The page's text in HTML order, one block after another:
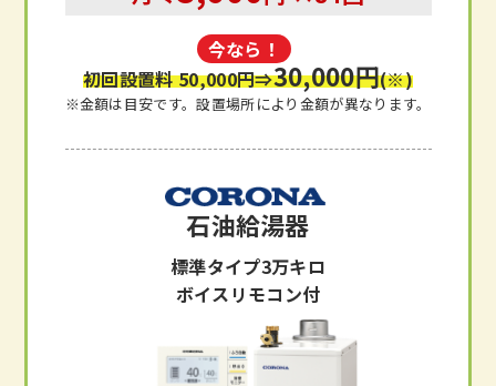
今なら！
初回設置料 50,000円⇒30,000円(※)
※金額は目安です。設置場所により金額が異なります。
石油給湯器
標準タイプ3万キロ
ボイスリモコン付